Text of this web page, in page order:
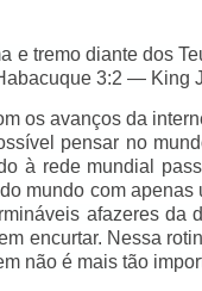
e tremo diante dos
3:2 — King
os avanços da
pensar no
à rede mundial
mundo com
afazeres da
encurtar. Nessa
não é mais tão